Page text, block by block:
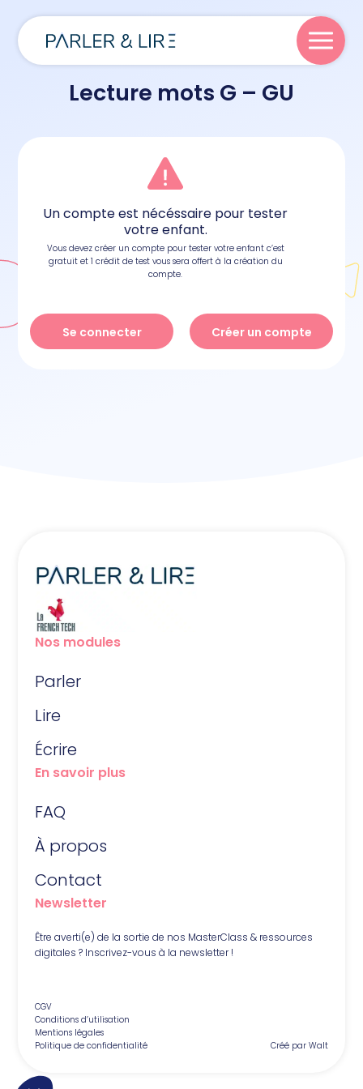
Parler
Lire
Écrire
Blog
À propos
Lecture mots G – GU
Un compte est nécéssaire pour tester
votre enfant.
Vous devez créer un compte pour tester votre enfant c’est
gratuit et 1 crédit de test vous sera offert à la création du
compte.
Se connecter Créer un compte
Nos modules
Parler
Lire
Écrire
En savoir plus
FAQ
À propos
Contact
Newsletter
Être averti(e) de la sortie de nos MasterClass & ressources
digitales ? Inscrivez-vous à la newsletter !
CGV
Conditions d’utilisation
Mentions légales
Politique de confidentialité
Créé par Walt